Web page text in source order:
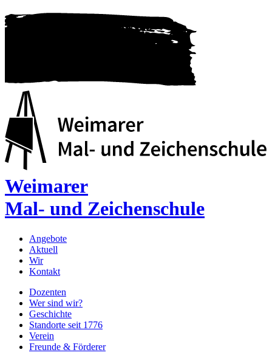
Weimarer
Mal- und Zeichenschule
Angebote
Aktuell
Wir
Kontakt
Dozenten
Wer sind wir?
Geschichte
Standorte seit 1776
Verein
Freunde & Förderer